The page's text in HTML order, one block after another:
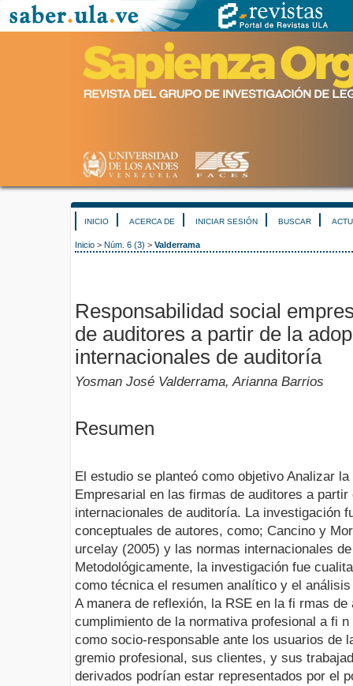
INICIO ACERCA DE INICIAR SESIÓN BUSCAR
Inicio > Núm. 6 (3) > Valderrama
Responsabilidad social
de auditores a partir de la
internacionales de auditoría
Yosman José Valderrama, Arianna Barrios
Resumen
El estudio se planteó como objetivo Analizar
Empresarial en las firmas de auditores a
internacionales de auditoría. La investigación
conceptuales de autores, como; Cancino y
urcelay (2005) y las normas internacionales
Metodológicamente, la investigación fue
como técnica el resumen analítico y el
A manera de reflexión, la RSE en la fi rmas
cumplimiento de la normativa profesional a fi
como socio-responsable ante los usuarios de
gremio profesional, sus clientes, y sus
derivados podrían estar representados por el